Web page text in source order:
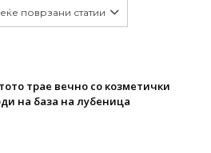
поврзани статии
трае вечно со козметички
на база на лубеница